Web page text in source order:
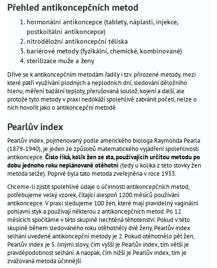
metod
výběr
antikoncepce
pilulky
tělíska
nitroděložní
vaginální
kroužek
náplast
nouzová
antikoncepce
kondom
plodné
neplodné
dny
přerušovaná
soulož
sterilizace
implantát
podkožní
Přehled antikoncepčních metod
hormonální antikoncepce (tablety, náplasti, injekce,
postkoitální antikoncepce)
nitroděložní antikoncepční tělíska
bariérové metody (fyzikální, chemické, kombinované)
sterilizace muže a ženy
Dříve se k antikoncepčním metodám řadily i tzv. přirozené metody, mezi
které patří využívání plodných a neplodních dní, sledování děložního
hlenu, měření bazální teploty, přerušovaná soulož, kojení a další, ale
protože tyto metody v praxi nedokáží spolehlivě zabránit početí, nelze o
nich hovořit jako o antikoncepční metodě.
Pearlův index
Pearlův index, pojmenovaný podle amerického biologa Raymonda Pearla
(1879-1940), je jeden ze způsobů matematického vyjádření spolehlivosti
antikoncepce. Číslo říká, kolik žen ze sta, používajícíh určitou metodu po
dobu jednoho roku neplánovaně otěhotní(tedy u kolika z této stovky žen
metoda selže). Poprvé byla tato metoda zveřejněna v roce 1933.
Chceme-li zjistit spolehlivé údaje o účinnosti antikoncepčních metod,
potřebujeme velký vzorek, čítající alespoň 1200 měsíců používání
antikoncepce. V praxi sledujeme 100 žen, které mají pravidelný vaginální
pohlavní styk a používají některou z antikoncepčních metod. Po 12
měsících spočítáme v této skupině nechtěná těhotenství. Pokud v této
skupině během sledovaného roku otěhotněly dvě ženy, Pearlův index
selhání uvedené antikoncepční metody je 2. Pokud otěhotnělo pět žen,
Pearlův index je 5. Jinými slovy, čím vyšší je Pearlův index, tím větší je
pravděpodobnost selhání. A naopak, čím nižší je Pearlův index, tím je
zvažovaná metoda účinnější.